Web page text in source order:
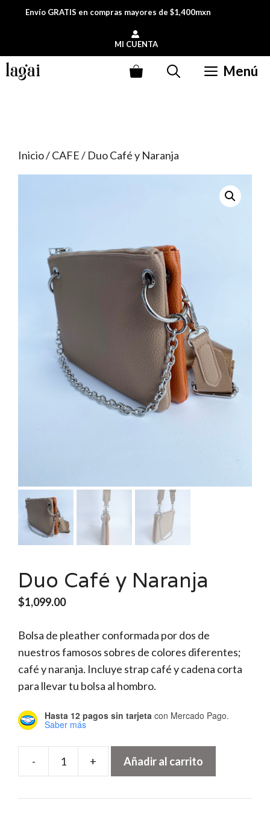
SaltarEnvío GRATIS en compras mayores de $1,400mxn
MI CUENTA
Menú
Inicio/CAFE/ Duo Café y Naranja
Duo Café y Naranja
$1,099.00
Bolsa de pleather conformada por dos de
nuestros famosos sobres de colores diferentes;
café y naranja. Incluye strap café y cadena corta
para llevar tu bolsa al hombro.
Hasta 12 pagos sin tarjeta con Mercado Pago.
Saber más
-
Duo
y
+ Añadir al carrito